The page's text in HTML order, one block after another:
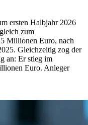
ersten Halbjahr 2026
zum
Millionen Euro, nach
Gleichzeitig zog der
an: Er stieg im
Euro. Anleger